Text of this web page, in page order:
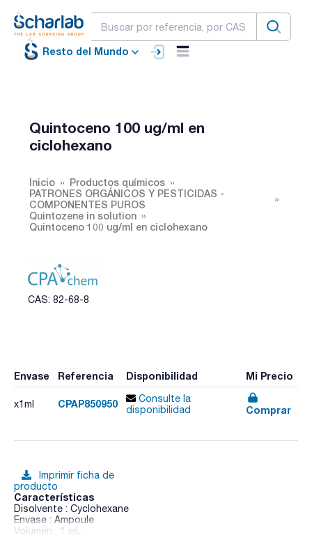
Resto del Mundo
Quintoceno 100 ug/ml en
ciclohexano
Inicio
Productos químicos
PATRONES ORGÁNICOS Y PESTICIDAS -
COMPONENTES PUROS
Quintozene in solution
Quintoceno 100 ug/ml en ciclohexano
CAS: 82-68-8
Envase Referencia Disponibilidad Mi Precio
x1ml CPAP850950
Consulte la
disponibilidad
Comprar
Imprimir ficha de
producto
Características
Disolvente : Cyclohexane
Envase : Ampoule
Volumen : 1 mL